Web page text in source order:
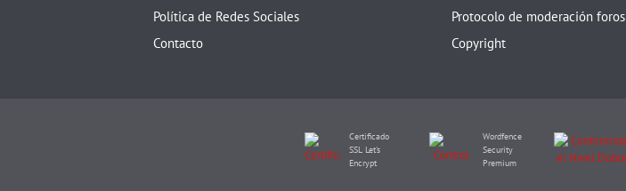
Política de Redes Sociales
Contacto
Protocolo de moderación foros
Copyright
Certificado
SSL Let's
Encrypt
Wordfence
Security
Premium